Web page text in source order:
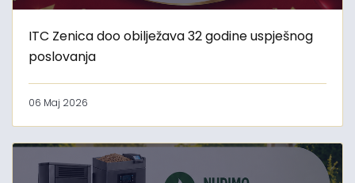
ITC Zenica doo obilježava 32 godine uspješnog
poslovanja
06 Maj 2026